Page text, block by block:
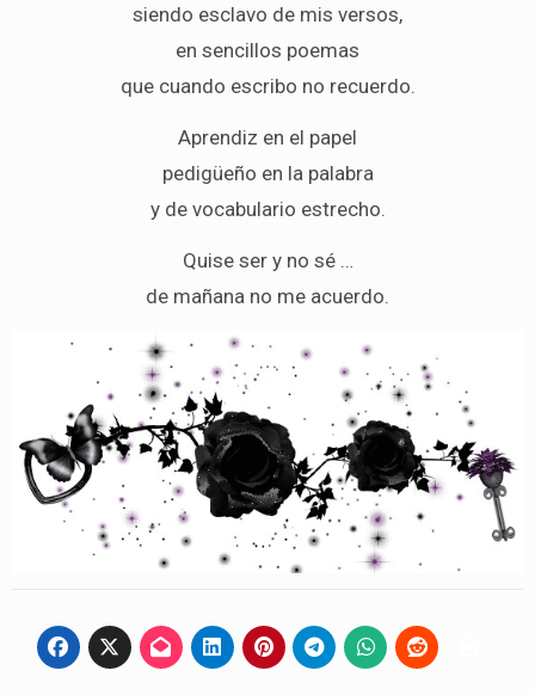
siendo esclavo de mis versos,
en sencillos poemas
que cuando escribo no recuerdo.
Aprendiz en el papel
pedigüeño en la palabra
y de vocabulario estrecho.
Quise ser y no sé …
de mañana no me acuerdo.